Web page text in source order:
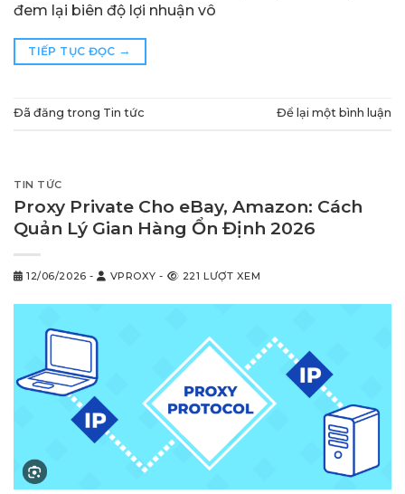
đem lại biên độ lợi nhuận vô
TIẾP TỤC ĐỌC →
Đã đăng trong Tin tức Để lại một bình luận
TIN TỨC
Proxy Private Cho eBay, Amazon: Cách
Quản Lý Gian Hàng Ổn Định 2026
12/06/2026 - VPROXY - 221 LƯỢT XEM